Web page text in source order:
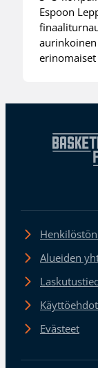
Espoon
Alueiden
Evästeet